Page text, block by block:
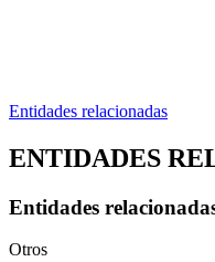
Entidades relacionadas
ENTIDADES
Entidades
Otros